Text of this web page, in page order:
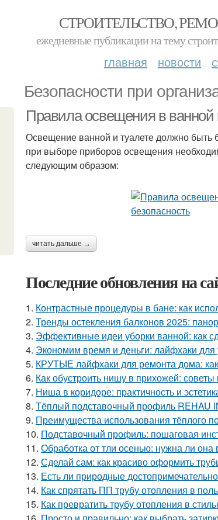
СТРОИТЕЛЬСТВО,
ежедневные публикации на тему
главная новости
Безопасности при
Правила освещения в ванной
Освещение ванной и туалете должно быть
при выборе приборов освещения
следующим образом:
читать дальше →
Последние обновления на
1. Контрастные процедуры в бане: как
2. Тренды остекления балконов 2025:
3. Эффективные идеи уборки ванной: как
4. Экономим время и деньги: лайфхаки
5. КРУТЫЕ лайфхаки для ремонта дома:
6. Как обустроить нишу в прихожей:
7. Ниша в коридоре: практичность и
8. Тёплый подставочный профиль REHAU
9. Преимущества использования тёплого
10. Подставочный профиль: пошаговая
11. Обработка от тли осенью: нужна ли
12. Сделай сам: как красиво оформить
13. Есть ли природные
14. Как спрятать ПП трубу отопления в
15. Как превратить трубу отопления в